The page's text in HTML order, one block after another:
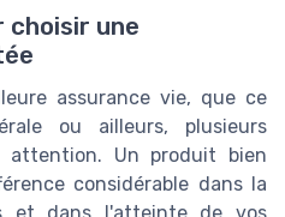
choisir une
assurance vie, que ce
ou ailleurs, plusieurs
attention. Un produit bien
considérable dans la